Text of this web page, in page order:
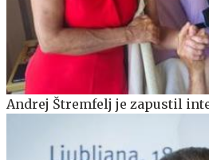
Andrej Štremfelj je zapustil